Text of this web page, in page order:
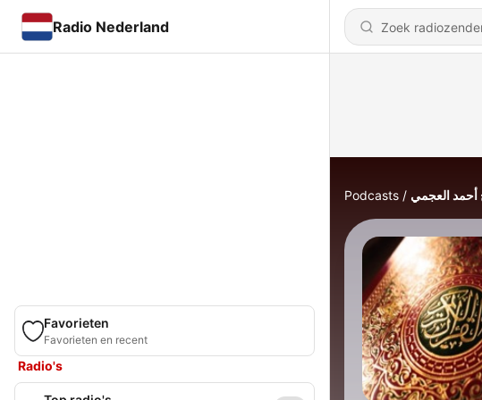
Radio Nederland
Favorieten
Favorieten en recent
Radio's
Podcasts أحمد العجمي